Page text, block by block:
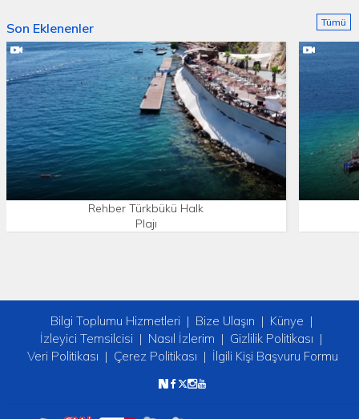
Son Eklenenler
Rehber Türkbükü Halk
Plajı
Tümü
Bilgi Toplumu Hizmetleri Bize Ulaşın
Künye
İzleyici Temsilcisi
Nasıl İzlerim
Gizlilik Politikası
Veri Politikası
Çerez Politikası İlgili Kişi Başvuru Formu